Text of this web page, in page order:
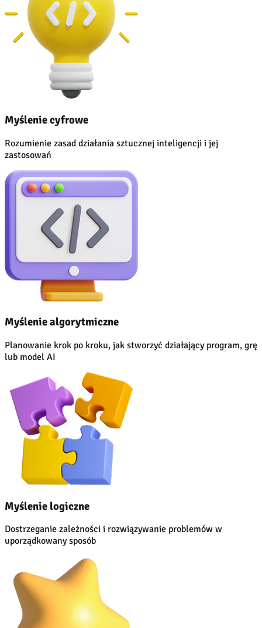
Myślenie cyfrowe
Rozumienie zasad działania sztucznej inteligencji i jej
zastosowań
Myślenie algorytmiczne
Planowanie krok po kroku, jak stworzyć działający program, grę
lub model AI
Myślenie logiczne
Dostrzeganie zależności i rozwiązywanie problemów w
uporządkowany sposób